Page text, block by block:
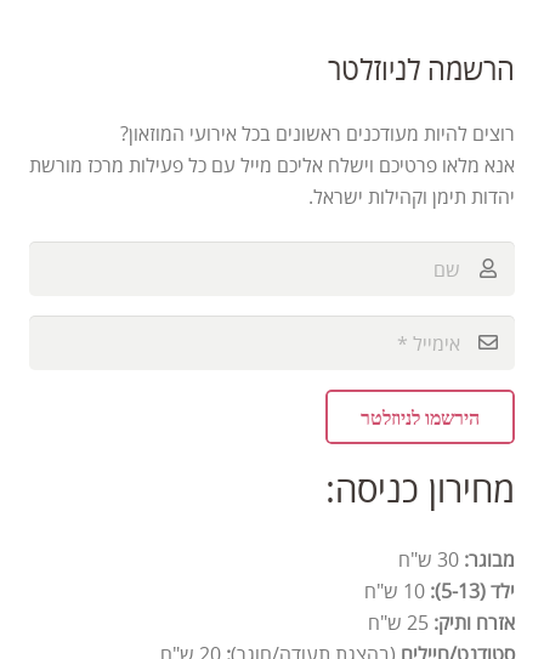
הרשמה לניוזלטר
רוצים להיות מעודכנים ראשונים בכל אירועי המוזאון?
אנא מלאו פרטיכם וישלח אליכם מייל עם כל פעילות מרכז מורשת
יהדות תימן וקהילות ישראל.
הירשמו לניוזלטר
מחירון כניסה:
מבוגר:
ילד (5-13):
אזרח ותיק:
סטודנט/חיילים (בהצגת תעודה/חוגר):